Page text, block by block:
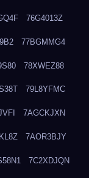
76G4013Z
77BGMMG4
78XWEZ88
79L8YFMC
7AGCKJXN
7AOR3BJY
7C2XDJQN